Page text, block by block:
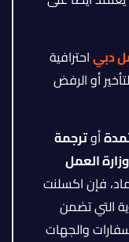
دبياحترافية
أو الرفض
أوترجمة
العمل
فإن اكسلنت
التي تضمن
والجهات